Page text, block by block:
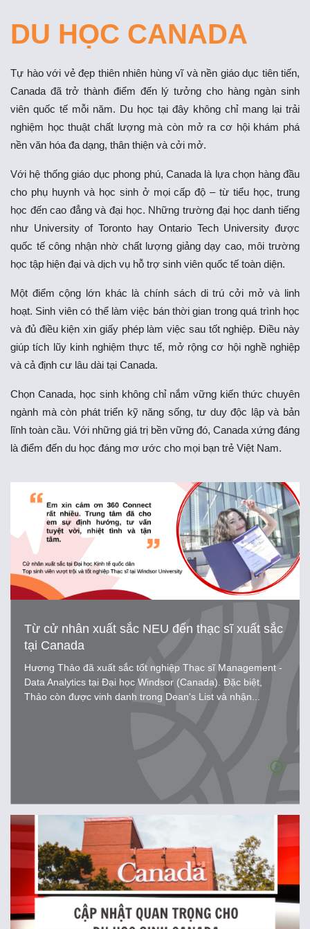
DU HỌC CANADA
Tự hào với vẻ đẹp thiên nhiên hùng vĩ và nền giáo dục tiên tiến,
Canada đã trở thành điểm đến lý tưởng cho hàng ngàn sinh
viên quốc tế mỗi năm. Du học tại đây không chỉ mang lại trải
nghiệm học thuật chất lượng mà còn mở ra cơ hội khám phá
nền văn hóa đa dạng, thân thiện và cởi mở.
Với hệ thống giáo dục phong phú, Canada là lựa chọn hàng đầu
cho phụ huynh và học sinh ở mọi cấp độ – từ tiểu học, trung
học đến cao đẳng và đại học. Những trường đại học danh tiếng
như University of Toronto hay Ontario Tech University được
quốc tế công nhận nhờ chất lượng giảng dạy cao, môi trường
học tập hiện đại và dịch vụ hỗ trợ sinh viên quốc tế toàn diện.
Một điểm cộng lớn khác là chính sách di trú cởi mở và linh
hoạt. Sinh viên có thể làm việc bán thời gian trong quá trình học
và đủ điều kiện xin giấy phép làm việc sau tốt nghiệp. Điều này
giúp tích lũy kinh nghiệm thực tế, mở rộng cơ hội nghề nghiệp
và cả định cư lâu dài tại Canada.
Chọn Canada, học sinh không chỉ nắm vững kiến thức chuyên
ngành mà còn phát triển kỹ năng sống, tư duy độc lập và bản
lĩnh toàn cầu. Với những giá trị bền vững đó, Canada xứng đáng
là điểm đến du học đáng mơ ước cho mọi bạn trẻ Việt Nam.
Từ cử nhân xuất sắc NEU đến thạc sĩ xuất sắc
tại Canada
Hương Thảo đã xuất sắc tốt nghiệp Thạc sĩ Management -
Data Analytics tại Đại học Windsor (Canada). Đặc biệt,
Thảo còn được vinh danh trong Dean's List và nhận...